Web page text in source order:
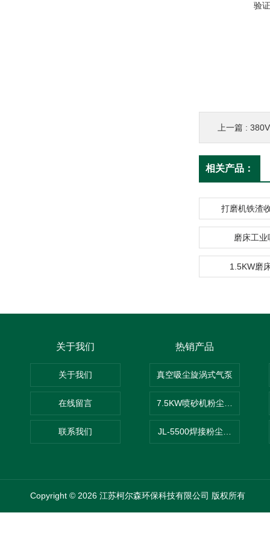
验
上一篇 :
相关产品：
打磨机铁渣
磨床工业
1.5KW磨
关于我们
关于我们
在线留言
联系我们
热销产品
真空吸尘旋涡式气泵
7.5KW喷砂机粉尘吸尘器
JL-5500焊接粉尘吸尘器
Copyright © 2026 江苏柯尔森环保科技有限公司 版权所有